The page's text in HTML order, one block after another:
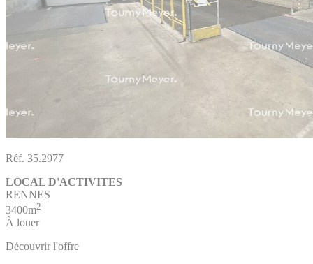
Réf. 35.2977
LOCAL D'ACTIVITES
RENNES
3400m2
À louer
Découvrir l'offre